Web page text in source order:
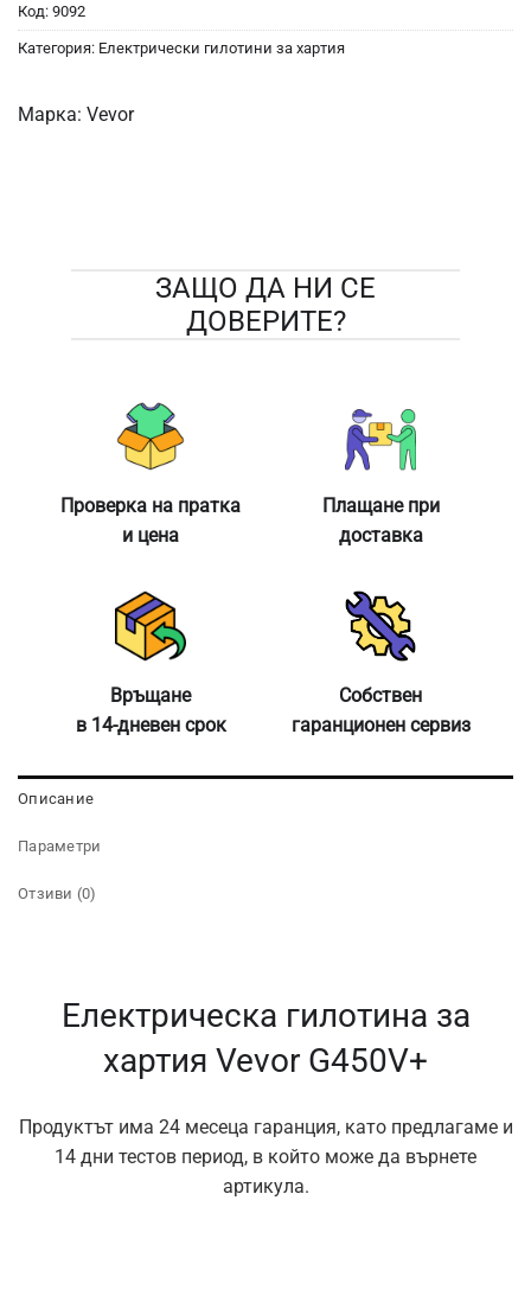
Код: 9092
Категория: Електрически гилотини за хартия
Марка: Vevor
ЗАЩО ДА НИ СЕ
ДОВЕРИТЕ?
Проверка на пратка
и цена
Плащане при
доставка
Връщане
в 14-дневен срок
Собствен
гаранционен сервиз
Описание
Параметри
Отзиви (0)
Електрическа гилотина за
хартия Vevor G450V+
Продуктът има 24 месеца гаранция, като предлагаме и
14 дни тестов период, в който може да върнете
артикула.